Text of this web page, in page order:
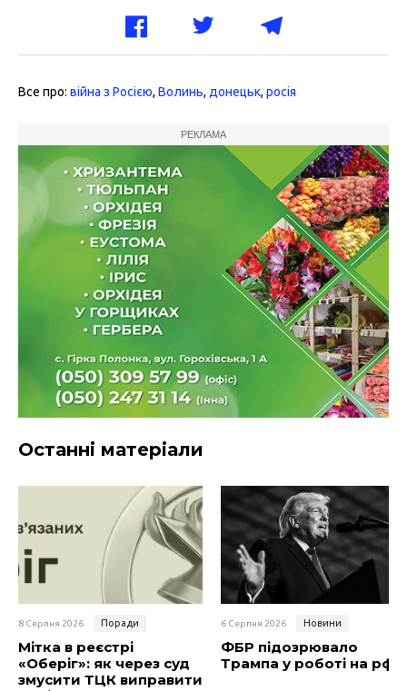
Все про: війна з Росією, Волинь, донецьк, росія
РЕКЛАМА
Останні матеріали
8 Серпня 2026 Поради
Мітка в реєстрі
«Оберіг»: як через суд
змусити ТЦК виправити
6 Серпня 2026 Новини
ФБР підозрювало
Трампа у роботі на рф